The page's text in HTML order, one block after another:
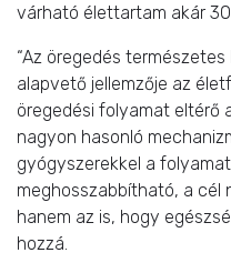
várható élettartam akár
“Az öregedés
alapvető jellemzője az
öregedési folyamat eltérő
nagyon hasonló
gyógyszerekkel a
meghosszabbítható, a cél
hanem az is, hogy
hozzá.